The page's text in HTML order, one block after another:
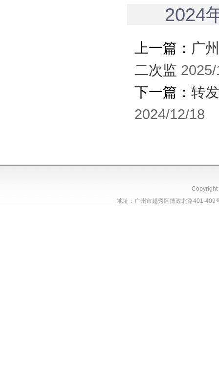
2024年
上一篇： 广
二次监
下一篇： 转
2024/12/18
地址：广州市越秀区德政北路401-